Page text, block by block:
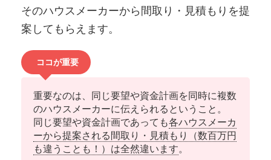
そのハウスメーカーから間取り・見積もりを提
案してもらえます。
ココが重要
重要なのは、同じ要望や資金計画を同時に複数
のハウスメーカーに伝えられるということ。
同じ要望や資金計画であっても各ハウスメーカ
ーから提案される間取り・見積もり（数百万円
も違うことも！）は全然違います。